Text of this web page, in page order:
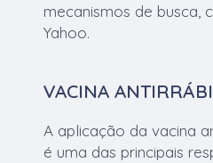
mecanismos de busca,
Yahoo.
VACINA
A aplicação da vacina
é uma das principais